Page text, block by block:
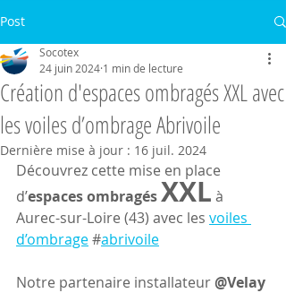
Post
Création d'espaces ombragés XXL avec
les voiles d’ombrage Abrivoile
Socotex
24 juin 2024 1 min de lecture
Dernière mise à jour : 16 juil. 2024
Découvrez cette mise en place
d’espaces ombragés XXL à
Aurec-sur-Loire (43) avec les voiles
d’ombrage #abrivoile
Notre partenaire installateur @Velay